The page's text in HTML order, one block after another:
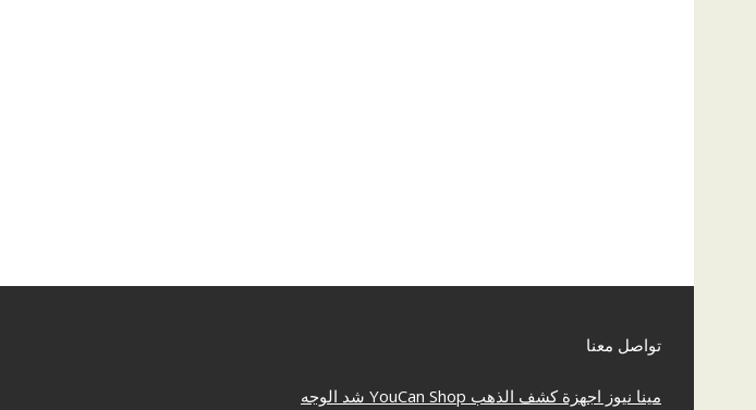
تواصل معنا
مينا نيوز اجهزة كشف الذهب YouCan Shop شد الوجه